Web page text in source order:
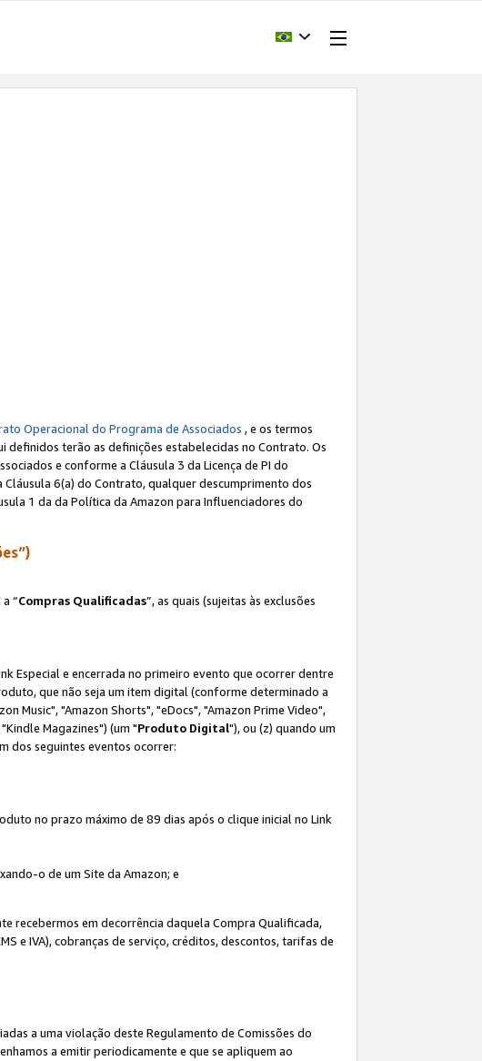
Operacional do Programa de Associados , e os termos
terão as definições estabelecidas no Contrato. Os
e conforme a Cláusula 3 da Licença de PI do
6(a) do Contrato, qualquer descumprimento dos
1 da da Política da Amazon para Influenciadores do
“Compras Qualificadas”, as quais (sujeitas às exclusões
Especial e encerrada no primeiro evento que ocorrer dentre
que não seja um item digital (conforme determinado a
Music", "Amazon Shorts", "eDocs", "Amazon Prime Video",
Magazines") (um "Produto Digital"), ou (z) quando um
dos seguintes eventos ocorrer:
no prazo máximo de 89 dias após o clique inicial no Link
o de um Site da Amazon; e
recebermos em decorrência daquela Compra Qualificada,
e IVA), cobranças de serviço, créditos, descontos, tarifas de
a uma violação deste Regulamento de Comissões do
a emitir periodicamente e que se apliquem ao